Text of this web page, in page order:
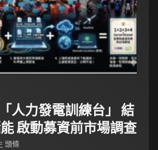
人力發電訓練台」 結
啟動募資前市場調查
頭條